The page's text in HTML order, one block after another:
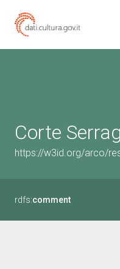
Corte
https://w3id.org/arco/
rdfs:comment